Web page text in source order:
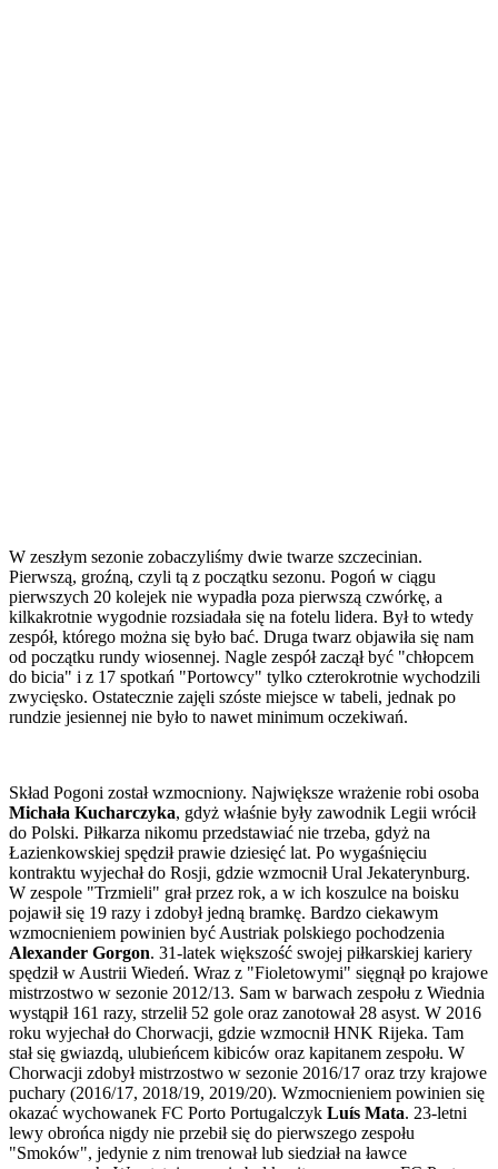
W zeszłym sezonie zobaczyliśmy dwie twarze szczecinian.
Pierwszą, groźną, czyli tą z początku sezonu. Pogoń w ciągu
pierwszych 20 kolejek nie wypadła poza pierwszą czwórkę, a
kilkakrotnie wygodnie rozsiadała się na fotelu lidera. Był to wtedy
zespół, którego można się było bać. Druga twarz objawiła się nam
od początku rundy wiosennej. Nagle zespół zaczął być "chłopcem
do bicia" i z 17 spotkań "Portowcy" tylko czterokrotnie wychodzili
zwycięsko. Ostatecznie zajęli szóste miejsce w tabeli, jednak po
rundzie jesiennej nie było to nawet minimum oczekiwań.
Skład Pogoni został wzmocniony. Największe wrażenie robi osoba
Michała Kucharczyka, gdyż właśnie były zawodnik Legii wrócił
do Polski. Piłkarza nikomu przedstawiać nie trzeba, gdyż na
Łazienkowskiej spędził prawie dziesięć lat. Po wygaśnięciu
kontraktu wyjechał do Rosji, gdzie wzmocnił Ural Jekaterynburg.
W zespole "Trzmieli" grał przez rok, a w ich koszulce na boisku
pojawił się 19 razy i zdobył jedną bramkę. Bardzo ciekawym
wzmocnieniem powinien być Austriak polskiego pochodzenia
Alexander Gorgon. 31-latek większość swojej piłkarskiej kariery
spędził w Austrii Wiedeń. Wraz z "Fioletowymi" sięgnął po krajowe
mistrzostwo w sezonie 2012/13. Sam w barwach zespołu z Wiednia
wystąpił 161 razy, strzelił 52 gole oraz zanotował 28 asyst. W 2016
roku wyjechał do Chorwacji, gdzie wzmocnił HNK Rijeka. Tam
stał się gwiazdą, ulubieńcem kibiców oraz kapitanem zespołu. W
Chorwacji zdobył mistrzostwo w sezonie 2016/17 oraz trzy krajowe
puchary (2016/17, 2018/19, 2019/20). Wzmocnieniem powinien się
okazać wychowanek FC Porto Portugalczyk Luís Mata. 23-letni
lewy obrońca nigdy nie przebił się do pierwszego zespołu
"Smoków", jedynie z nim trenował lub siedział na ławce